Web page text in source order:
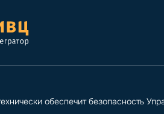
обеспечит безопасность